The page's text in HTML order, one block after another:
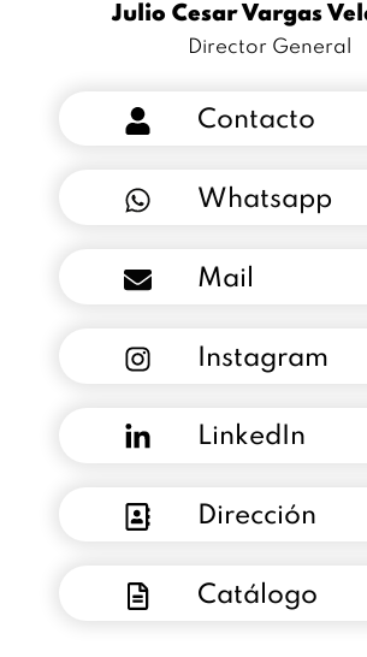
Julio Cesar Vargas
Director General
Contacto
Whatsapp
Mail
Instagram
LinkedIn
Dirección
Catálogo